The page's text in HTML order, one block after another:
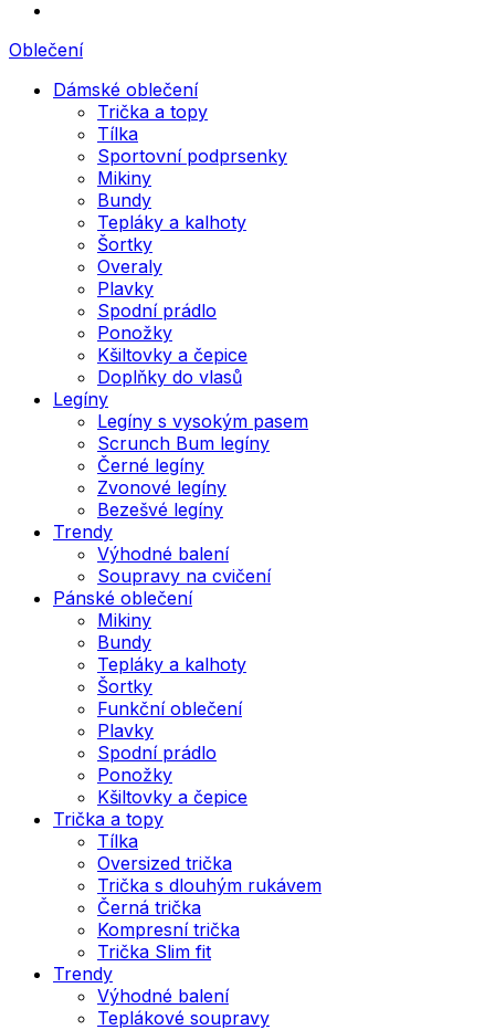
Oblečení
Dámské oblečení
Trička a topy
Tílka
Sportovní podprsenky
Mikiny
Bundy
Tepláky a kalhoty
Šortky
Overaly
Plavky
Spodní prádlo
Ponožky
Kšiltovky a čepice
Doplňky do vlasů
Legíny
Legíny s vysokým pasem
Scrunch Bum legíny
Černé legíny
Zvonové legíny
Bezešvé legíny
Trendy
Výhodné balení
Soupravy na cvičení
Pánské oblečení
Mikiny
Bundy
Tepláky a kalhoty
Šortky
Funkční oblečení
Plavky
Spodní prádlo
Ponožky
Kšiltovky a čepice
Trička a topy
Tílka
Oversized trička
Trička s dlouhým rukávem
Černá trička
Kompresní trička
Trička Slim fit
Trendy
Výhodné balení
Teplákové soupravy